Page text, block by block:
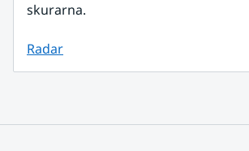
skurarna.
Radar